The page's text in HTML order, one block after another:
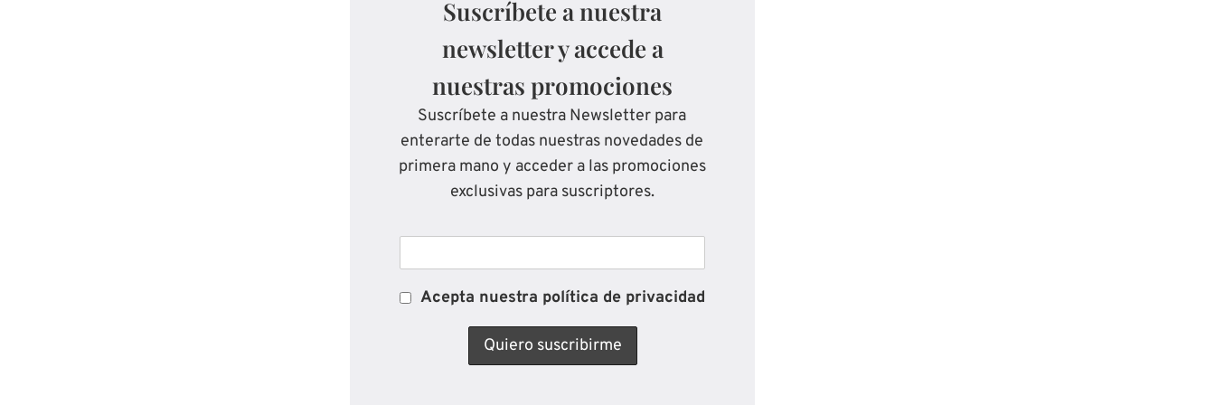
Suscríbete a nuestra
newsletter y accede a
nuestras promociones
Suscríbete a nuestra Newsletter para
enterarte de todas nuestras novedades de
primera mano y acceder a las promociones
exclusivas para suscriptores.
Acepta nuestra política de privacidad